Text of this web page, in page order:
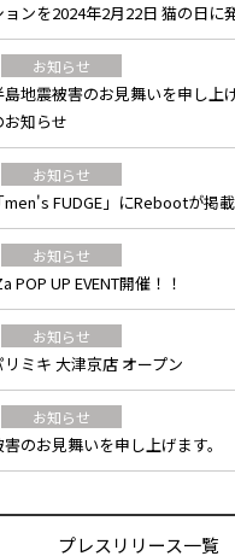
ンを2024年2月22日 猫の日に
お知らせ
地震被害のお⾒舞いを申し上げ
知らせ
お知らせ
men's FUDGE」にRebootが掲
お知らせ
POP UP EVENT開催！！
お知らせ
リミキ 大津京店 オープン
お知らせ
のお⾒舞いを申し上げます。
プレスリリース一覧